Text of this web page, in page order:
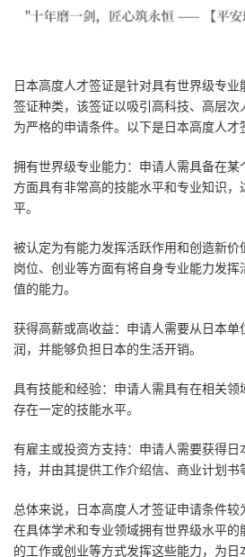
日本高度人才签证是针对具有世界级专
签证种类，该签证以吸引高科技、高层
为严格的申请条件。以下是日本高度人才
拥有世界级专业能力：申请人需具备在
方面具有非常高的技能水平和专业知识，
平。
被认定为有能力发挥活跃作用和创造新
岗位、创业等方面有将自身专业能力发
值的能力。
获得高薪或高收益：申请人需要从日本单
润，并能够负担日本的生活开销。
具有技能和经验：申请人需具有在相关领
存在一定的技能水平。
有雇主或投资方支持：申请人需要获得日
持，并由其提供工作介绍信、商业计划书
总体来说，日本高度人才签证申请条件较
在具体学术和专业领域拥有世界级水平
的工作或创业等方式发挥这些能力，为